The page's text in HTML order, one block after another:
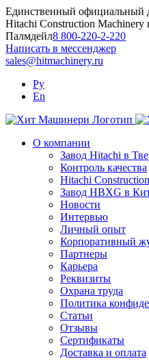
Skip
to
content
Единственный официальный
Hitachi Construction Machinery
Палмдейл8 800-220-2-220
Написать в мессенджер
sales@hitmachinery.ru
Ру
En
О компании
Завод Hitachi в
Контроль качества
Hitachi
Завод HBXG в
Новости
Интервью
Личный опыт
Корпоративный
Партнеры
Карьера
Реквизиты
Охрана труда
Политика
Статьи
Отзывы
Сертификаты
Доставка и оплата